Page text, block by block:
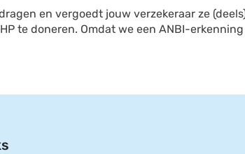
en vergoedt jouw verzekeraar ze
te doneren. Omdat we een ANBI-